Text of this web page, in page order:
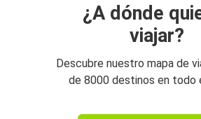
¿A dónde
viajar?
Descubre nuestro mapa de
de 8000 destinos en todo